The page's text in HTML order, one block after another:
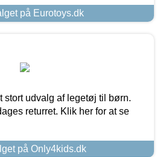
på Eurotoys.dk
udvalg af legetøj til børn.
returret. Klik her for at se
på Only4kids.dk